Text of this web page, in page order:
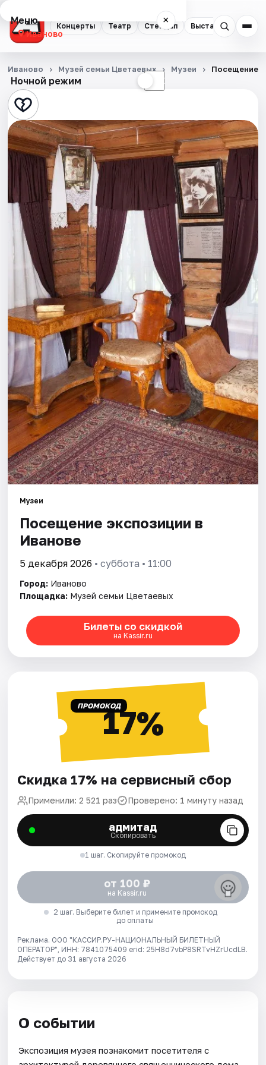
Концерты Театр Стендап Выставки Спорт
Меню ×
Иваново
Концерты
Театр
Стендап
Выставки
Спорт
События
Города
Площадки
Артисты
Рейтинги
Ночной режим ☾
Иваново Музей семьи Цветаевых Музеи Посещение
Музеи
Посещение экспозиции в
Иванове
5 декабря 2026 • суббота • 11:00
Город: Иваново
Площадка: Музей семьи Цветаевых
Билеты со скидкой
на Kassir.ru
ПРОМОКОД17%
Скидка 17% на сервисный сбор
Применили: 2 521 раз Проверено: 1 минуту назад
адмитад
Скопировать
1 шаг. Скопируйте промокод
от 100 ₽
на Kassir.ru
2 шаг. Выберите билет и примените промокод
до оплаты
Реклама. ООО "КАССИР.РУ-НАЦИОНАЛЬНЫЙ БИЛЕТНЫЙ
ОПЕРАТОР", ИНН: 7841075409 erid: 25H8d7vbP8SRTvHZrUcdLB.
Действует до 31 августа 2026
О событии
Экспозиция музея познакомит посетителя с